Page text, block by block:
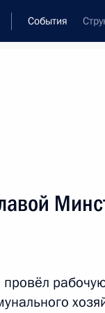
События
Собранию
вопросам